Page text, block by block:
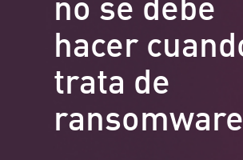
hacer
trata de
ransomware